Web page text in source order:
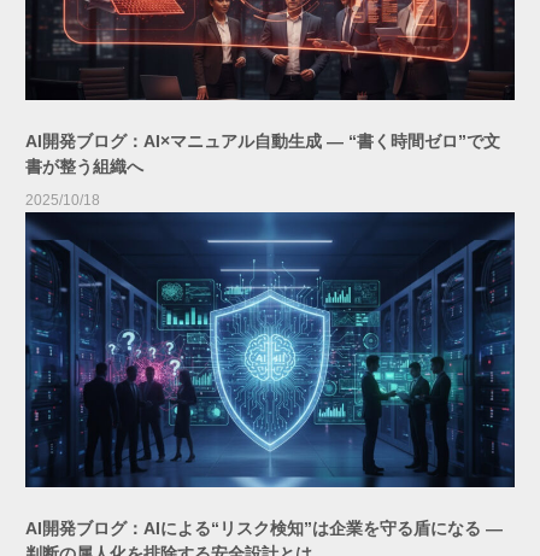
AI開発ブログ：AI×マニュアル自動生成 ― “書く時間ゼロ”で文
書が整う組織へ
2025/10/18
AI開発ブログ：AIによる“リスク検知”は企業を守る盾になる ―